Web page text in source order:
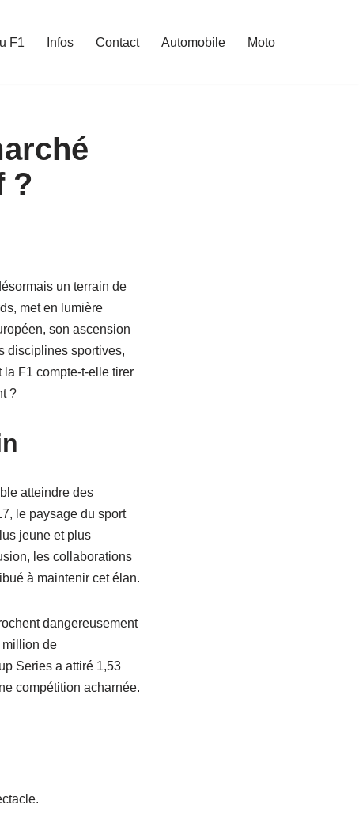
F1 Infos Contact Automobile Moto
?
un terrain de
met en lumière
son ascension
disciplines sportives,
F1 compte-t-elle tirer
?
atteindre des
le paysage du sport
jeune et plus
les collaborations
à maintenir cet élan.
dangereusement
million de
Series a attiré 1,53
compétition acharnée.